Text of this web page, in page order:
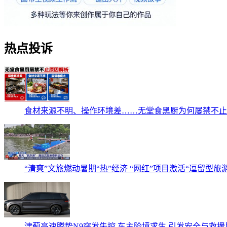
热点投诉
食材来源不明、操作环境差……无堂食黑厨为何屡禁不止
“清爽”文旅燃动暑期“热”经济 “网红”项目激活“逗留型旅